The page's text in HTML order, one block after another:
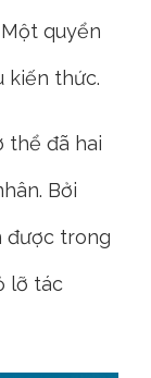
quyển
kiến thức.
thể đã hai
Bởi
được trong
lỡ tác